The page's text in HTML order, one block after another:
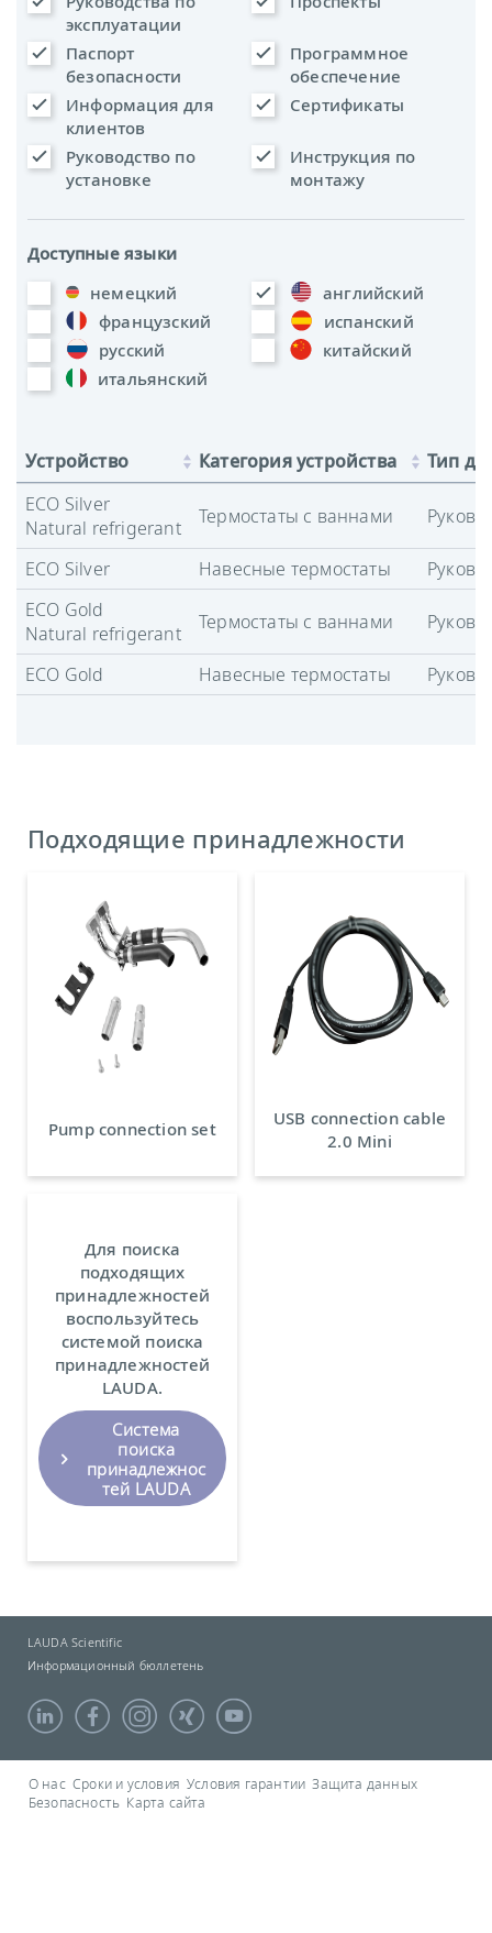
эксплуатации
Паспорт
безопасности
Программное
обеспечение
Информация для
клиентов
Сертификаты
Руководство по
установке
Инструкция по
монтажу
Доступные языки
немецкий
английский
французский
испанский
русский
китайский
итальянский
Устройство Категория устройства
Тип
ECO Silver
Natural refrigerant
Термостаты с ваннами
ECO Silver Навесные термостаты
ECO Gold
Natural refrigerant
Термостаты с ваннами
ECO Gold Навесные термостаты
Подходящие принадлежности
Pump connection set
USB connection cable
2.0 Mini
Для поиска
подходящих
принадлежностей
воспользуйтесь
системой поиска
принадлежностей
LAUDA.
Система
поиска
принадлежнос
тей LAUDA
LAUDA Scientific
Информационный бюллетень
О нас Сроки и условия Условия гарантии Защита данных
Безопасность Карта сайта